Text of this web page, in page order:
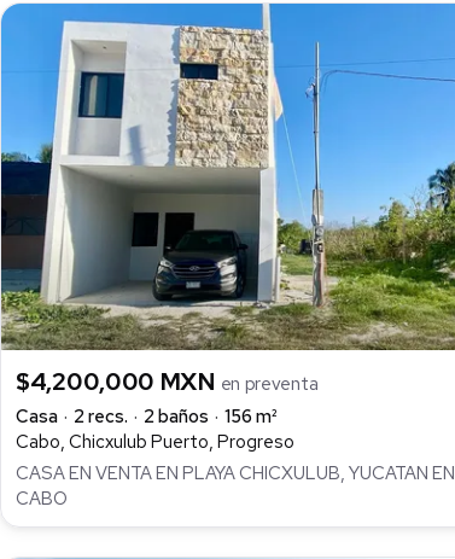
$4,200,000 MXN en preventa
Casa
2 recs. 2 baños
156 m²
Cabo, Chicxulub Puerto, Progreso
CASA EN VENTA EN PLAYA CHICXULUB, YUCATAN EN
CABO